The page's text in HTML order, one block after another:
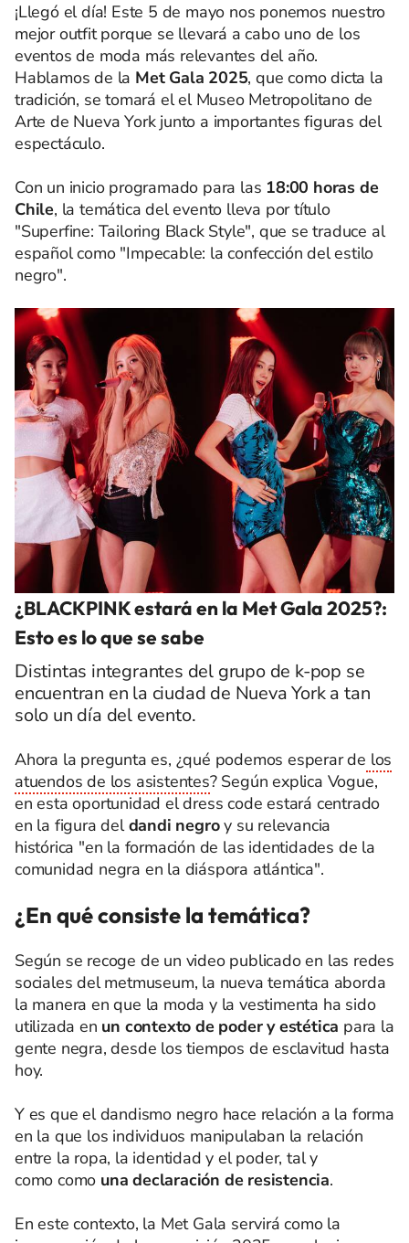
¡Llegó el día! Este 5 de mayo nos ponemos nuestro
mejor outfit porque se llevará a cabo uno de los
eventos de moda más relevantes del año.
Hablamos de la Met Gala 2025, que como dicta la
tradición, se tomará el el Museo Metropolitano de
Arte de Nueva York junto a importantes figuras del
espectáculo.
Con un inicio programado para las 18:00 horas de
Chile, la temática del evento lleva por título
"Superfine: Tailoring Black Style", que se traduce al
español como "Impecable: la confección del estilo
negro".
¿BLACKPINK estará en la Met Gala 2025?:
Esto es lo que se sabe
Distintas integrantes del grupo de k-pop se
encuentran en la ciudad de Nueva York a tan
solo un día del evento.
Ahora la pregunta es, ¿qué podemos esperar de los
atuendos de los asistentes? Según explica Vogue,
en esta oportunidad el dress code estará centrado
en la figura deldandi negroy su relevancia
histórica "en la formación de las identidades de la
comunidad negra en la diáspora atlántica".
¿En qué consiste la temática?
Según se recoge de un video publicado en las redes
sociales del metmuseum, la nueva temática aborda
la manera en que la moda y la vestimenta ha sido
utilizada en un contexto de poder y estética para la
gente negra, desde los tiempos de esclavitud hasta
hoy.
Y es que el dandismo negro hace relación a la forma
en la que los individuos manipulaban la relación
entre la ropa, la identidad y el poder, tal y
como como una declaración de resistencia.
En este contexto, la Met Gala servirá como la